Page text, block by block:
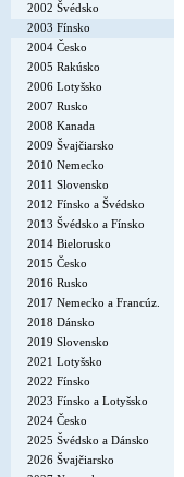
2002 Švédsko
2003 Fínsko
2004 Česko
2005 Rakúsko
2006 Lotyšsko
2007 Rusko
2008 Kanada
2009 Švajčiarsko
2010 Nemecko
2011 Slovensko
2012 Fínsko a Švédsko
2013 Švédsko a Fínsko
2014 Bielorusko
2015 Česko
2016 Rusko
2017 Nemecko a Francúz.
2018 Dánsko
2019 Slovensko
2021 Lotyšsko
2022 Fínsko
2023 Fínsko a Lotyšsko
2024 Česko
2025 Švédsko a Dánsko
2026 Švajčiarsko